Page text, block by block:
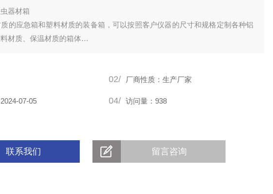
器材箱
的应急箱和塑料材质的装备箱，可以按照客户仪器的尺寸和规格定制各种铝
材质、保温材质的箱体
套装：能够配合各种滤盒、滤棉，有效过滤颗粒
02/ 厂商性质：生产厂家
07-05 04/ 访问量：938
联系我们 留言咨询